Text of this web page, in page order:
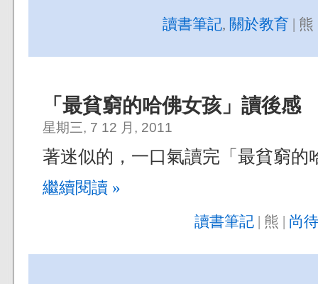
讀書筆記, 關於教育 |
「最貧窮的哈佛女孩」讀後感
星期三, 7 12 月, 2011
著迷似的，一口氣讀完「最貧窮的
繼續閱讀 »
讀書筆記| 熊 | 尚